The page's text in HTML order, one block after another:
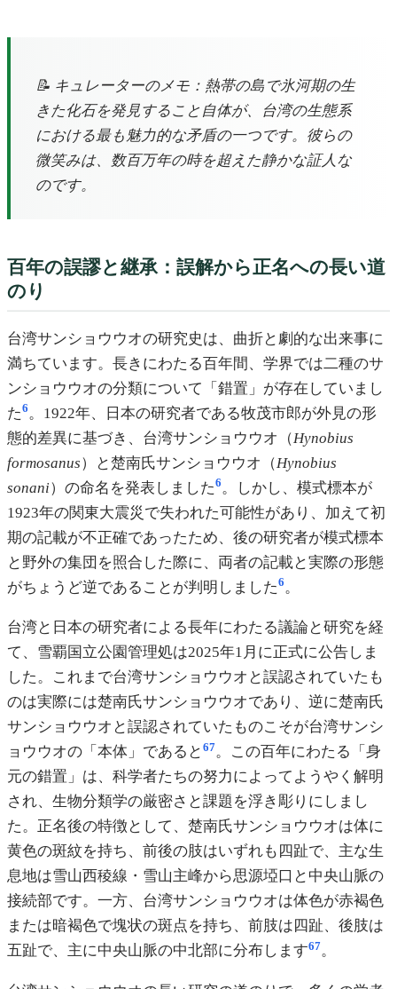
📝 キュレーターのメモ：熱帯の島で氷河期の生
きた化石を発見すること自体が、台湾の生態系
における最も魅力的な矛盾の一つです。彼らの
微笑みは、数百万年の時を超えた静かな証人な
のです。
百年の誤謬と継承：誤解から正名への長い道
のり
台湾サンショウウオの研究史は、曲折と劇的な出来事に
満ちています。長きにわたる百年間、学界では二種のサ
ンショウウオの分類について「錯置」が存在していまし
た6 。1922年、日本の研究者である牧茂市郎が外見の形
態的差異に基づき、台湾サンショウウオ（Hynobius
formosanus）と楚南氏サンショウウオ（Hynobius
sonani）の命名を発表しました6 。しかし、模式標本が
1923年の関東大震災で失われた可能性があり、加えて初
期の記載が不正確であったため、後の研究者が模式標本
と野外の集団を照合した際に、両者の記載と実際の形態
がちょうど逆であることが判明しました6 。
台湾と日本の研究者による長年にわたる議論と研究を経
て、雪覇国立公園管理処は2025年1月に正式に公告しま
した。これまで台湾サンショウウオと誤認されていたも
のは実際には楚南氏サンショウウオであり、逆に楚南氏
サンショウウオと誤認されていたものこそが台湾サンシ
ョウウオの「本体」であると 67。この百年にわたる「身
元の錯置」は、科学者たちの努力によってようやく解明
され、生物分類学の厳密さと課題を浮き彫りにしまし
た。正名後の特徴として、楚南氏サンショウウオは体に
黄色の斑紋を持ち、前後の肢はいずれも四趾で、主な生
息地は雪山西稜線・雪山主峰から思源埡口と中央山脈の
接続部です。一方、台湾サンショウウオは体色が赤褐色
または暗褐色で塊状の斑点を持ち、前肢は四趾、後肢は
五趾で、主に中央山脈の中北部に分布します67。